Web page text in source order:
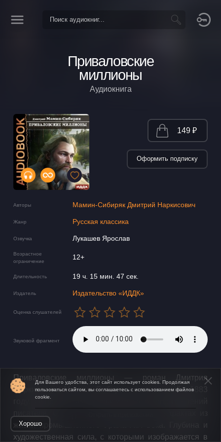
Приваловские
миллионы
Аудиокнига
Авторы Мамин-Сибиряк Дмитрий Наркисович
Жанр Русская классика
Озвучка Лукашев Ярослав
Возрастное
ограничение
12+
Длительность 19 ч. 15 мин. 47 сек.
Издатель Издательство «ИДДК»
Оценка слушателей
Звуковой фрагмент
149 ₽
Оформить подписку
Приваловские миллионы — роман Дмитрия
Наркисовича Мамина-Сибиряка, написанный в 1883
году. Одно из самых значительных произведений
жизни промышленного Урала XIX века. Глубина и
художественная сила, с которыми изображается в
Для Вашего удобства, этот сайт использует cookies. Продолжая
пользоваться сайтом, вы соглашаетесь с использованием файлов
cookie.
Хорошо